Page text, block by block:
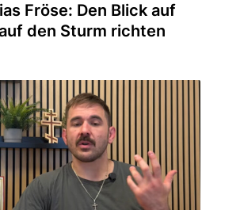
Fröse: Den Blick auf
den Sturm richten